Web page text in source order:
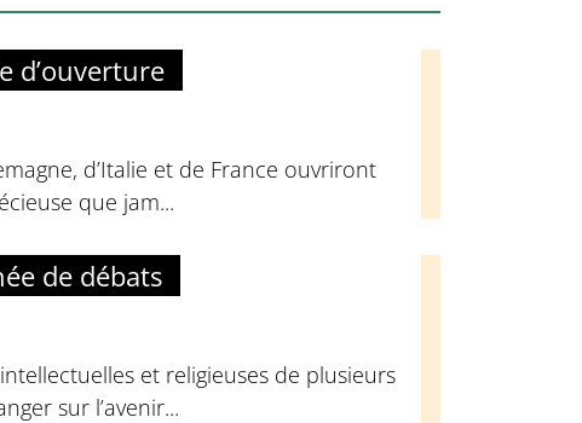
d’ouverture
d’Italie et de France ouvriront
que jam...
de débats
et religieuses de plusieurs
sur l’avenir...